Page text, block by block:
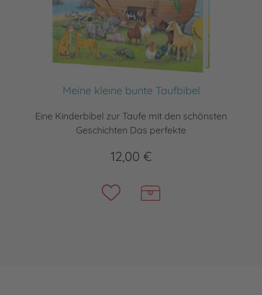
Meine kleine bunte Taufbibel
Eine Kinderbibel zur Taufe mit den schönsten
Geschichten Das perfekte
12,00 €